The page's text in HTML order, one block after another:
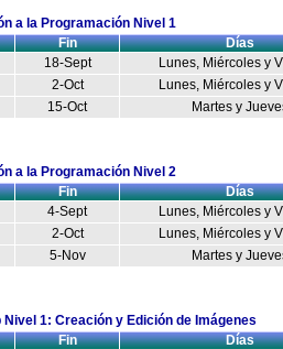
a la Programación Nivel 1
Fin
Días
18-Sept
Lunes, Miércoles y
2-Oct
Lunes, Miércoles y
15-Oct Martes y
a la Programación Nivel 2
Fin
Días
4-Sept
Lunes, Miércoles y
2-Oct
Lunes, Miércoles y
5-Nov Martes y
Nivel 1: Creación y Edición de Imágenes
Fin
Días